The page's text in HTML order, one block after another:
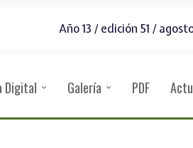
Año 13 / edición 51 /
Digital Galería PDF